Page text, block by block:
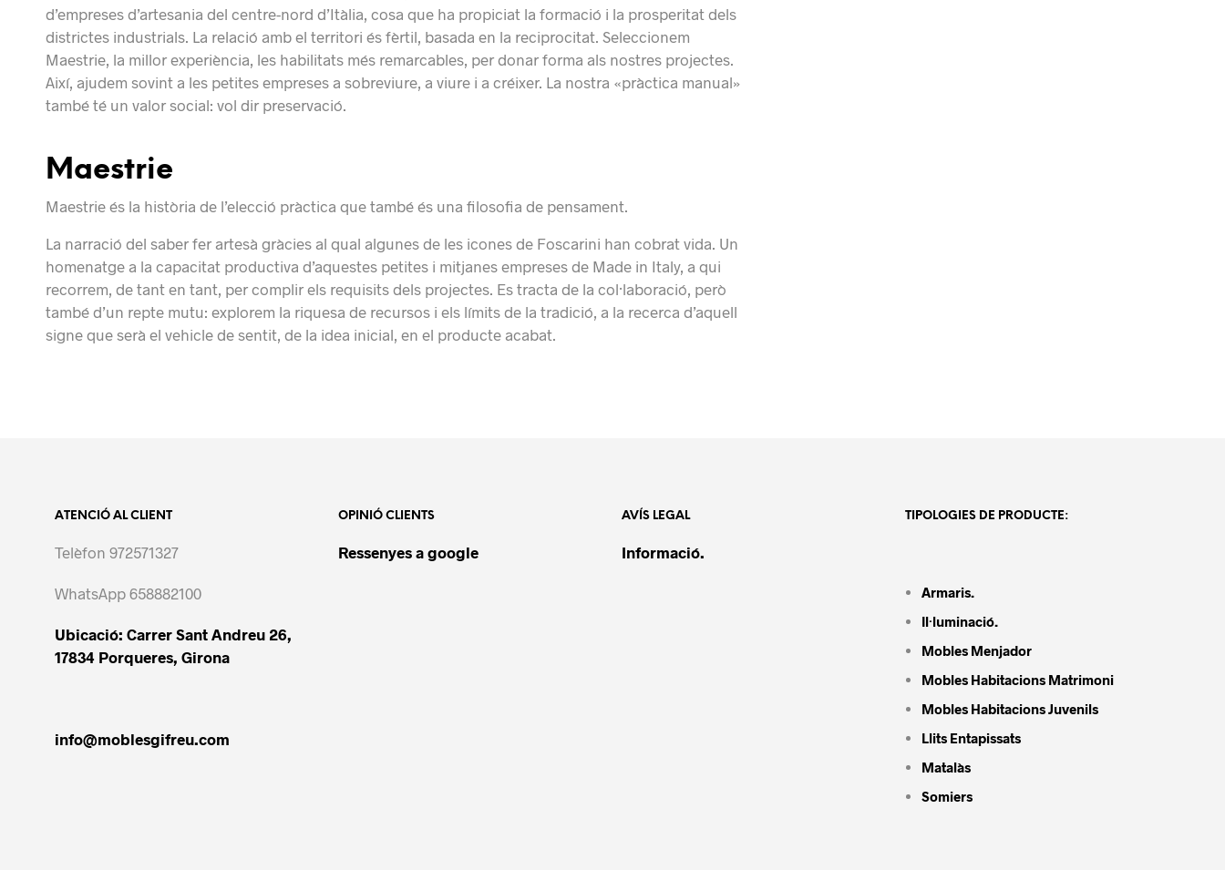
d’empreses d’artesania del centre-nord d’Itàlia, cosa que ha propiciat la formació i la prosperitat dels
districtes industrials. La relació amb el territori és fèrtil, basada en la reciprocitat. Seleccionem
Maestrie, la millor experiència, les habilitats més remarcables, per donar forma als nostres projectes.
Així, ajudem sovint a les petites empreses a sobreviure, a viure i a créixer. La nostra «pràctica manual»
també té un valor social: vol dir preservació.
Maestrie
Maestrie és la història de l’elecció pràctica que també és una filosofia de pensament.
La narració del saber fer artesà gràcies al qual algunes de les icones de Foscarini han cobrat vida. Un
homenatge a la capacitat productiva d’aquestes petites i mitjanes empreses de Made in Italy, a qui
recorrem, de tant en tant, per complir els requisits dels projectes. Es tracta de la col·laboració, però
també d’un repte mutu: explorem la riquesa de recursos i els límits de la tradició, a la recerca d’aquell
signe que serà el vehicle de sentit, de la idea inicial, en el producte acabat.
ATENCIÓ AL CLIENT
Telèfon 972571327
WhatsApp 658882100
Ubicació: Carrer Sant Andreu 26,
17834 Porqueres, Girona
info@moblesgifreu.com
OPINIÓ CLIENTS
Ressenyes a google
AVÍS LEGAL
Informació.
TIPOLOGIES DE PRODUCTE:
Armaris.
Il·luminació.
Mobles Menjador
Mobles Habitacions Matrimoni
Mobles Habitacions Juvenils
Llits Entapissats
Matalàs
Somiers